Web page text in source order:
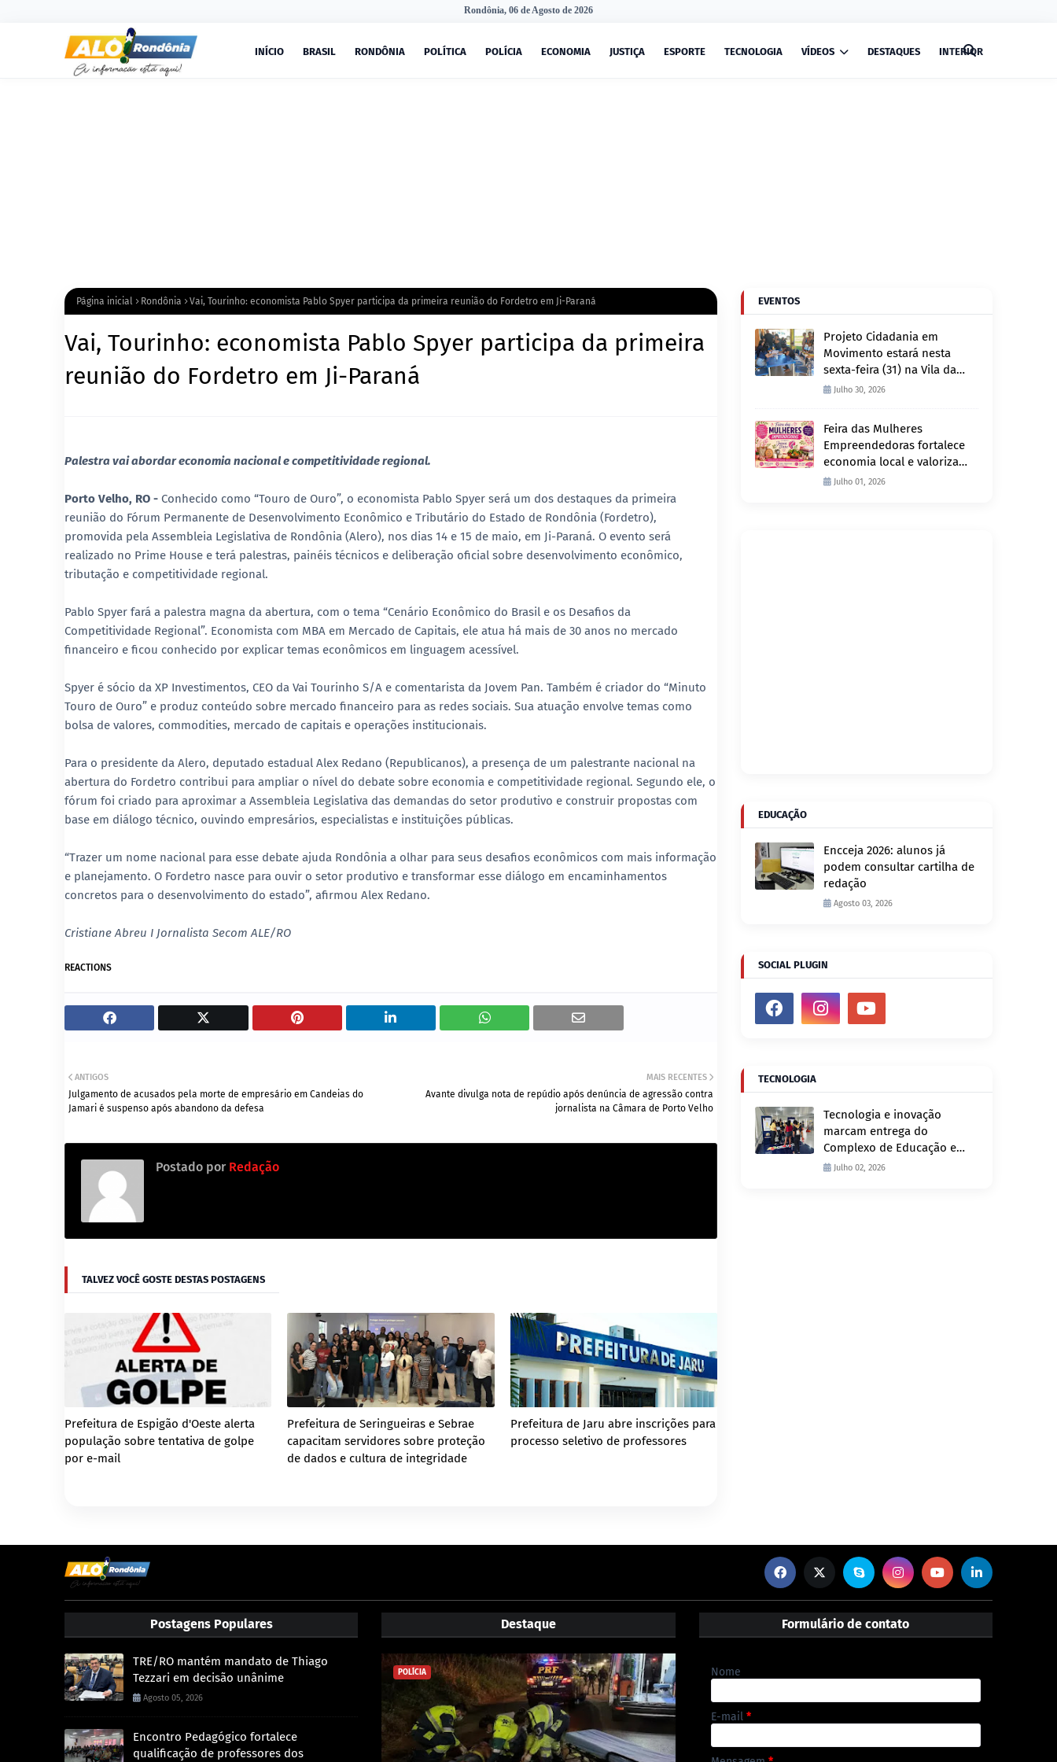
Rondônia, 06 de Agosto de 2026
INÍCIO BRASIL RONDÔNIA POLÍTICA POLÍCIA ECONOMIA JUSTIÇA ESPORTE TECNOLOGIA VÍDEOS DESTAQUES INTERIOR
Página inicial Rondônia Vai, Tourinho: economista Pablo Spyer participa da primeira reunião do Fordetro em Ji-Paraná
Vai, Tourinho: economista Pablo Spyer participa da primeira
reunião do Fordetro em Ji-Paraná
Palestra vai abordar economia nacional e competitividade regional.
Porto Velho, RO - Conhecido como “Touro de Ouro”, o economista Pablo Spyer será um dos destaques da primeira
reunião do Fórum Permanente de Desenvolvimento Econômico e Tributário do Estado de Rondônia (Fordetro),
promovida pela Assembleia Legislativa de Rondônia (Alero), nos dias 14 e 15 de maio, em Ji-Paraná. O evento será
realizado no Prime House e terá palestras, painéis técnicos e deliberação oficial sobre desenvolvimento econômico,
tributação e competitividade regional.
Pablo Spyer fará a palestra magna da abertura, com o tema “Cenário Econômico do Brasil e os Desafios da
Competitividade Regional”. Economista com MBA em Mercado de Capitais, ele atua há mais de 30 anos no mercado
financeiro e ficou conhecido por explicar temas econômicos em linguagem acessível.
Spyer é sócio da XP Investimentos, CEO da Vai Tourinho S/A e comentarista da Jovem Pan. Também é criador do “Minuto
Touro de Ouro” e produz conteúdo sobre mercado financeiro para as redes sociais. Sua atuação envolve temas como
bolsa de valores, commodities, mercado de capitais e operações institucionais.
Para o presidente da Alero, deputado estadual Alex Redano (Republicanos), a presença de um palestrante nacional na
abertura do Fordetro contribui para ampliar o nível do debate sobre economia e competitividade regional. Segundo ele, o
fórum foi criado para aproximar a Assembleia Legislativa das demandas do setor produtivo e construir propostas com
base em diálogo técnico, ouvindo empresários, especialistas e instituições públicas.
“Trazer um nome nacional para esse debate ajuda Rondônia a olhar para seus desafios econômicos com mais informação
e planejamento. O Fordetro nasce para ouvir o setor produtivo e transformar esse diálogo em encaminhamentos
concretos para o desenvolvimento do estado”, afirmou Alex Redano.
Cristiane Abreu I Jornalista Secom ALE/RO
REACTIONS
MAIS RECENTES
Avante divulga nota de repúdio após denúncia de agressão contra
jornalista na Câmara de Porto Velho
ANTIGOS
Julgamento de acusados pela morte de empresário em Candeias do
Jamari é suspenso após abandono da defesa
Postado por Redação
TALVEZ VOCÊ GOSTE DESTAS POSTAGENS
Prefeitura de Espigão d'Oeste alerta
população sobre tentativa de golpe
por e-mail
Prefeitura de Seringueiras e Sebrae
capacitam servidores sobre proteção
de dados e cultura de integridade
Prefeitura de Jaru abre inscrições para
processo seletivo de professores
EVENTOS
Projeto Cidadania em
Movimento estará nesta
sexta-feira (31) na Vila da
Penha e sábado (1º) em
Julho 30, 2026
Feira das Mulheres
Empreendedoras fortalece
economia local e valoriza
produção feminina no
Julho 01, 2026
EDUCAÇÃO
Encceja 2026: alunos já
podem consultar cartilha de
redação
Agosto 03, 2026
SOCIAL PLUGIN
TECNOLOGIA
Tecnologia e inovação
marcam entrega do
Complexo de Educação e
Fiscalização de Trânsito
Julho 02, 2026
Postagens Populares
TRE/RO mantém mandato de Thiago
Tezzari em decisão unânime
Agosto 05, 2026
Encontro Pedagógico fortalece
qualificação de professores dos
Destaque
POLÍCIA
Formulário de contato
Nome
E-mail *